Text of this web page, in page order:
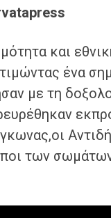
και
ένα
με τη
των